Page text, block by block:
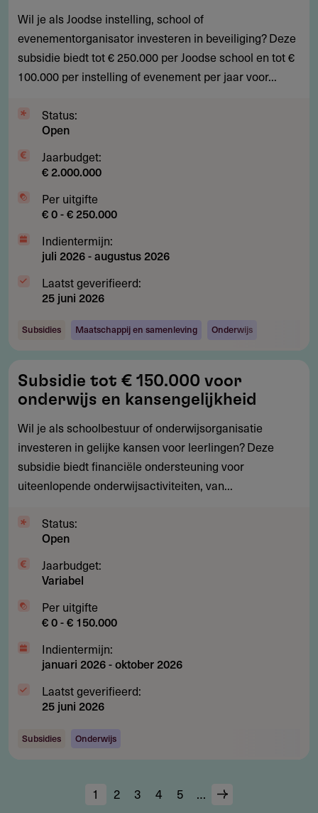
voor
beveiliging
Joodse
instellingen
scholen
Wil je als Joodse instelling, school of
evenementorganisator investeren in beveiliging? Deze
subsidie biedt tot € 250.000 per Joodse school en tot €
100.000 per instelling of evenement per jaar voor...
Status:
Open
Jaarbudget:
€ 2.000.000
Per uitgifte
€ 0 - € 250.000
Indientermijn:
juli 2026-augustus 2026
Laatst geverifieerd:
25 juni 2026
Subsidies Maatschappij en samenleving Onderwijs
tot
€
150.000
voor
onderwijs
en
Subsidie tot € 150.000 voor
onderwijs en kansengelijkheid
Wil je als schoolbestuur of onderwijsorganisatie
investeren in gelijke kansen voor leerlingen? Deze
subsidie biedt financiële ondersteuning voor
uiteenlopende onderwijsactiviteiten, van...
Status:
Open
Jaarbudget:
Variabel
Per uitgifte
€ 0 - € 150.000
Indientermijn:
januari 2026-oktober 2026
Laatst geverifieerd:
25 juni 2026
Subsidies Onderwijs
Huidige
1 Page
2 Page
3 Page
4 Page
5 …
Volgende